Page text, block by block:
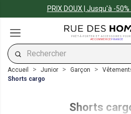
PRIX DOUX | Jusqu'à -
PRÊT-À-PORTER ET ACCESSOIRES POUR
#ECOMMERCEFRANCE
Accueil Junior Garçon
Shorts cargo
Shorts